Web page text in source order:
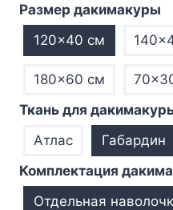
Размер дакимакуры
120×40 см
180×60 см
Ткань для
Атлас
Габардин
Комплектация
Отдельная